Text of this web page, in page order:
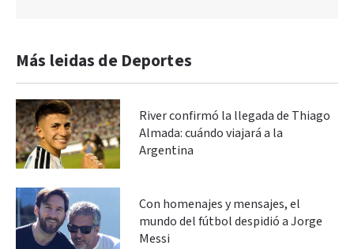
Más leidas de Deportes
River confirmó la llegada de Thiago
Almada: cuándo viajará a la
Argentina
Con homenajes y mensajes, el
mundo del fútbol despidió a Jorge
Messi